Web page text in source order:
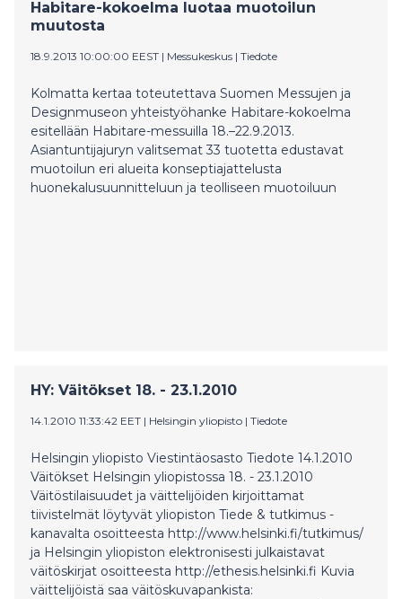
Habitare-kokoelma luotaa muotoilun
muutosta
18.9.2013 10:00:00 EEST | Messukeskus | Tiedote
Kolmatta kertaa toteutettava Suomen Messujen ja
Designmuseon yhteistyöhanke Habitare-kokoelma
esitellään Habitare-messuilla 18.–22.9.2013.
Asiantuntijajuryn valitsemat 33 tuotetta edustavat
muotoilun eri alueita konseptiajattelusta
huonekalusuunnitteluun ja teolliseen muotoiluun
HY: Väitökset 18. - 23.1.2010
14.1.2010 11:33:42 EET | Helsingin yliopisto | Tiedote
Helsingin yliopisto Viestintäosasto Tiedote 14.1.2010
Väitökset Helsingin yliopistossa 18. - 23.1.2010
Väitöstilaisuudet ja väittelijöiden kirjoittamat
tiivistelmät löytyvät yliopiston Tiede & tutkimus -
kanavalta osoitteesta http://www.helsinki.fi/tutkimus/
ja Helsingin yliopiston elektronisesti julkaistavat
väitöskirjat osoitteesta http://ethesis.helsinki.fi Kuvia
väittelijöistä saa väitöskuvapankista: